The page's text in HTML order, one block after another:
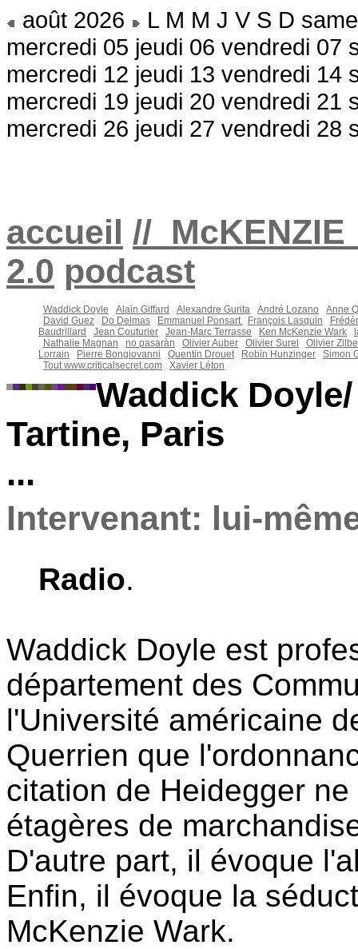
août 2026 L M M J V S D
mercredi 05 jeudi 06 vendredi 07
mercredi 12 jeudi 13 vendredi 14
mercredi 19 jeudi 20 vendredi 21
mercredi 26 jeudi 27 vendredi 28
accueil //
2.0 podcast
Waddick Doyle Alain Giffard Alexandre Gurita André Lozano
Anne
David Guez
Do Delmas Emmanuel Ponsart François Lasquin
Baudrillard
Jean Couturier Jean-Marc Terrasse Ken McKenzie Wark
Nathalie Magnan
no pasaràn Olivier Auber Olivier Surel
Olivier
Lorrain
Pierre Bongiovanni Quentin Drouet Robin Hunzinger
Simon
Tout www.criticalsecret.com
Xavier Léton
Waddick
Tartine, Paris
...
Intervenant: lui-
Radio.
Waddick Doyle est
département des
l'Université américaine
Querrien que
citation de Heidegger
étagères de
D'autre part, il évoque
Enfin, il évoque la
McKenzie Wark.